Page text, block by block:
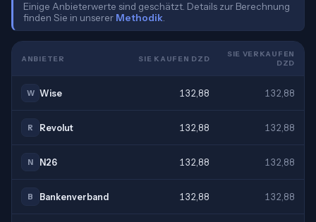
Einige Anbieterwerte sind geschätzt. Details zur Berechnung
finden Sie in unserer Methodik
ANBIETER SIE KAUFEN DZD
SIE VERKAUFEN
DZD
W Wise 132,88 132,88
R Revolut 132,88 132,88
N N26 132,88 132,88
B Bankenverband 132,88 132,88